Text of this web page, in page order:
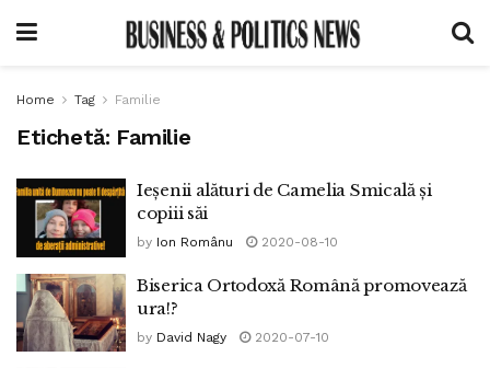
Home Tag Familie
Etichetă: Familie
Ieșenii alături de Camelia Smicală și
copiii săi
by Ion Românu 2020-08-10
Biserica Ortodoxă Română promovează
ura!?
by David Nagy 2020-07-10